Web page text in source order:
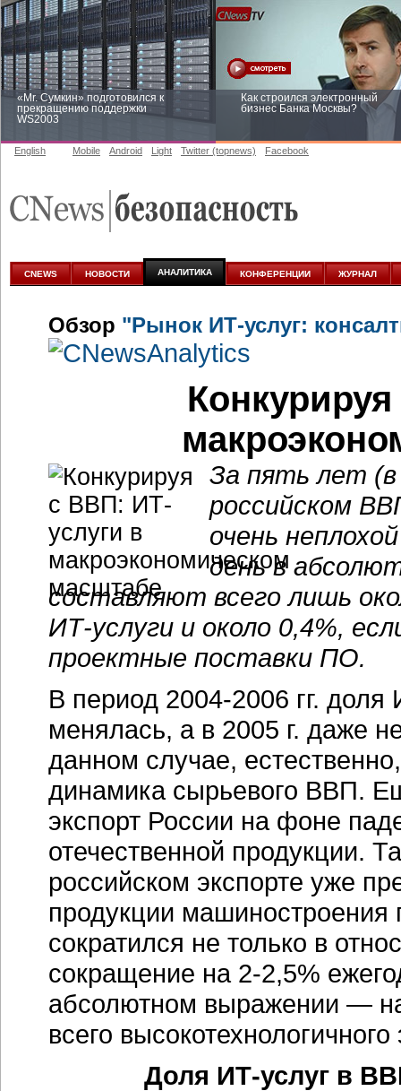
«Mr. Сумкин» подготовился к
прекращению поддержки
WS2003
Как строился электронный
бизнес Банка Москвы?
аналитике
English Mobile Android Light Twitter (topnews) Facebook
CNEWS НОВОСТИ АНАЛИТИКА КОНФЕРЕНЦИИ ЖУРНАЛ
Обзор "Рынок ИТ-услуг:
За пять лет (в
российском
очень
день в
составляют всего лишь
ИТ-услуги и около 0,4%,
проектные поставки ПО.
В период 2004-2006 гг.
менялась, а в 2005 г. даже
данном случае,
динамика сырьевого ВВП.
экспорт России на фоне
отечественной продукции.
российском экспорте уже
продукции машиностроения
сократился не только в
сокращение на 2-2,5%
абсолютном выражении —
всего
Доля ИТ-услуг в